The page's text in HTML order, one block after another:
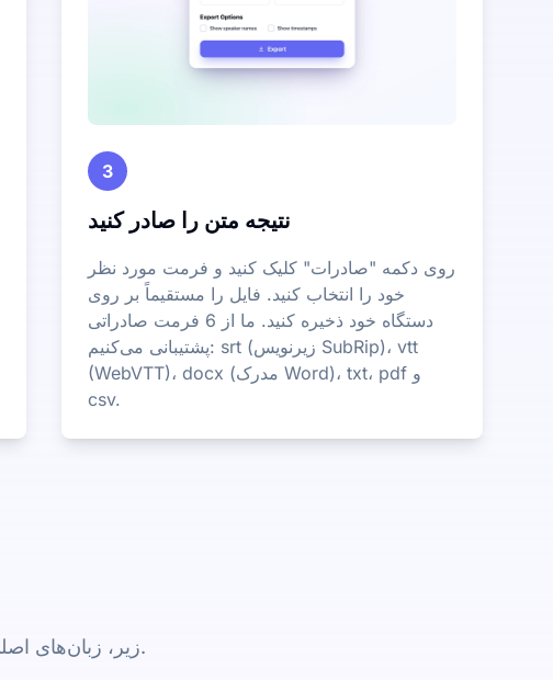
3
نتیجه متن را صادر کنید
روی دکمه "صادرات" کلیک کنید و فرمت مورد نظر
خود را انتخاب کنید. فایل را مستقیماً بر روی
دستگاه خود ذخیره کنید. ما از 6 فرمت صادراتی
پشتیبانی می‌کنیم: srt (زیرنویس SubRip)، vtt
(WebVTT)، docx (مدرک Word)، txt، pdf و
csv.
زیر، زبان‌های اصلی که ما برای رونویسی و زیرنویس پشتیبانی می‌کنیم، آمده است.